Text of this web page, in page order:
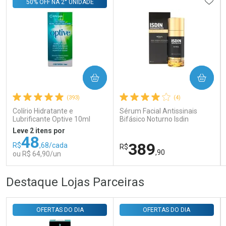
Comprar sem Desconto
Por R$ 143,94/cada
Comprar sem Desconto
Por R$ 143,94/cada
(393)
Colírio Hidratante e
Lubrificante Optive 10ml
50% OFF NA 2° UNIDADE
Leve 2 itens por
R$48,68/cada
ou R$ 64,90/un
COMPRAR
FECHAR
Laboratório
FECHAR
Por Menos
(4)
Sérum Facial Antissinais
Bifásico Noturno Isdin
R$389,90
COMPRAR
Por Menos
Destaque Lojas Parceiras
OFERTAS DO DIA OFERTAS DO DIA